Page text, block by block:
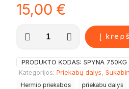
15,00 €
KO
Sukabinimo
Spyna
750
Į
PRODUKTO KODAS: SPYNA 750KG
Kategorijos: Priekabų dalys,
Hermio priekabos
priekabu dalys